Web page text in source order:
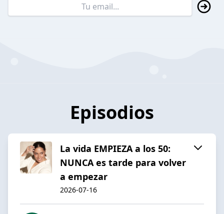
Episodios
La vida EMPIEZA a los 50:
NUNCA es tarde para volver
a empezar
2026-07-16